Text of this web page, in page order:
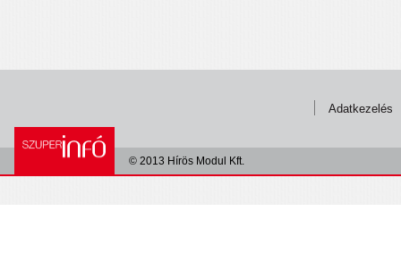
Adatkezelés
© 2013 Hírös Modul Kft.